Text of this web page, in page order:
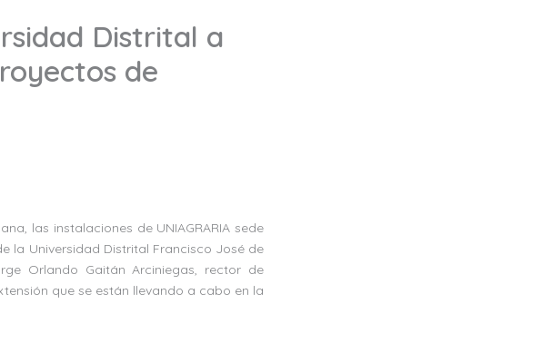
Distrital a
de
las instalaciones de UNIAGRARIA sede
la Universidad Distrital Francisco José de
Orlando Gaitán Arciniegas, rector de
que se están llevando a cabo en la